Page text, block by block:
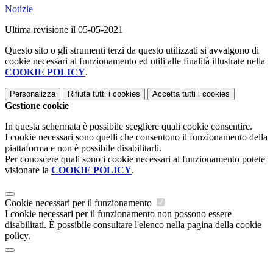
Notizie
Ultima revisione il 05-05-2021
Questo sito o gli strumenti terzi da questo utilizzati si avvalgono di
cookie necessari al funzionamento ed utili alle finalità illustrate nella
COOKIE POLICY.
Personalizza Rifiuta tutti i cookies Accetta tutti i cookies
Gestione cookie
In questa schermata è possibile scegliere quali cookie consentire.
I cookie necessari sono quelli che consentono il funzionamento della
piattaforma e non è possibile disabilitarli.
Per conoscere quali sono i cookie necessari al funzionamento potete
visionare la COOKIE POLICY.
Cookie necessari per il funzionamento
I cookie necessari per il funzionamento non possono essere
disabilitati. È possibile consultare l'elenco nella pagina della cookie
policy.